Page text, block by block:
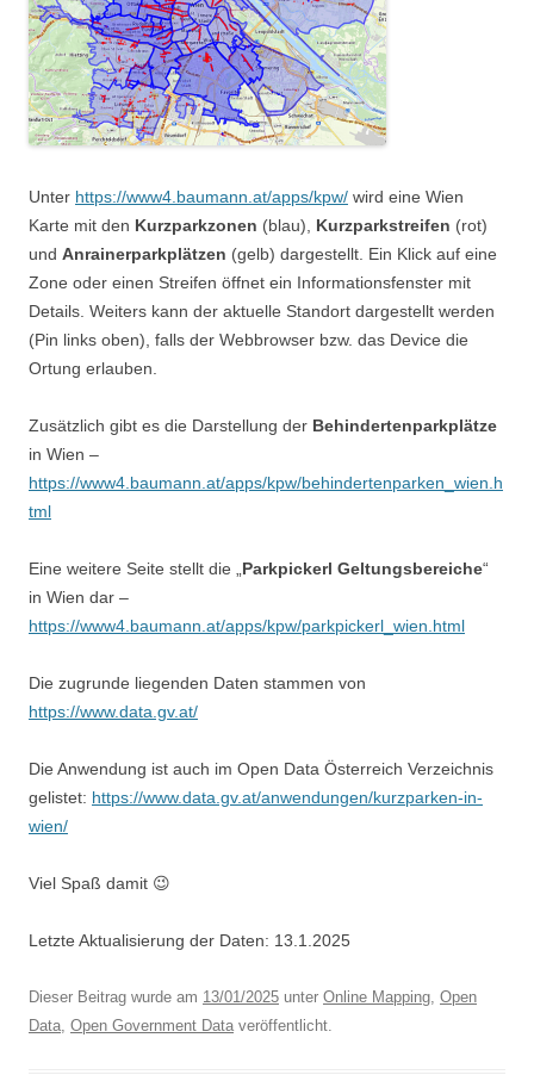
Unter https://www4.baumann.at/apps/kpw/ wird eine Wien
Karte mit den Kurzparkzonen (blau), Kurzparkstreifen (rot)
und Anrainerparkplätzen (gelb) dargestellt. Ein Klick auf eine
Zone oder einen Streifen öffnet ein Informationsfenster mit
Details. Weiters kann der aktuelle Standort dargestellt werden
(Pin links oben), falls der Webbrowser bzw. das Device die
Ortung erlauben.
Zusätzlich gibt es die Darstellung der Behindertenparkplätze
in Wien –
https://www4.baumann.at/apps/kpw/behindertenparken_wien.h
tml
Eine weitere Seite stellt die „ Parkpickerl Geltungsbereiche“
in Wien dar –
https://www4.baumann.at/apps/kpw/parkpickerl_wien.html
Die zugrunde liegenden Daten stammen von
https://www.data.gv.at/
Die Anwendung ist auch im Open Data Österreich Verzeichnis
gelistet: https://www.data.gv.at/anwendungen/kurzparken-in-
wien/
Viel Spaß damit 😉
Letzte Aktualisierung der Daten: 13.1.2025
Dieser Beitrag wurde am 13/01/2025 unter Online Mapping, Open
Data, Open Government Data veröffentlicht.